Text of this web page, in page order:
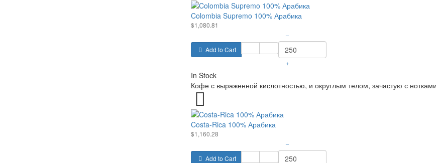
Colombia Supremo 100% Арабика
$1,080.81
Add to Cart
–
+
In Stock
Кофе с выраженной кислотностью, и округлым телом, зачастую с
Costa-Rica 100% Арабика
$1,160.28
Add to Cart
–